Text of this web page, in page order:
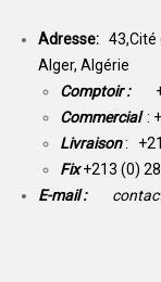
Adresse: 43,Cité
Alger, Algérie
Comptoir :
Commercial :
Livraison:
Fix +213 (0)
E-mail :